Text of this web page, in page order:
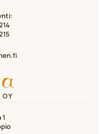
OY